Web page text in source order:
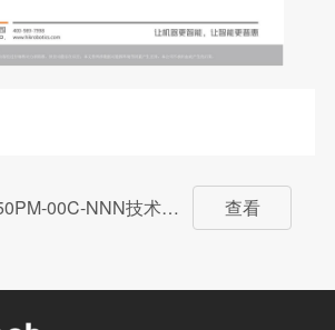
MV-ID5250PM-00C-NNN技术规格书 查看